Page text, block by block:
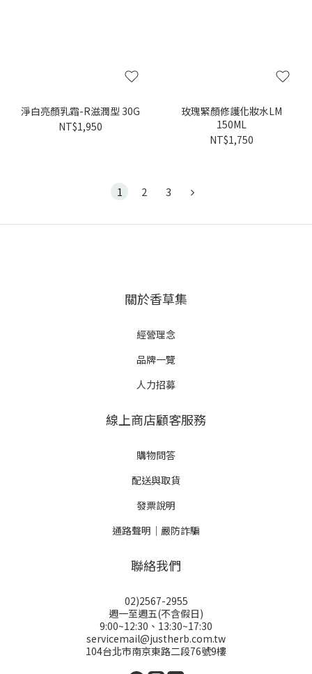
淨白亮顏乳霜-R滋潤型 30G
NT$1,950
玫瑰緊顏修護化妝水LM
150ML
NT$1,750
1 2 3
關於香草集
經營理念
品牌一覽
人力招募
線上商店顧客服務
購物問答
配送與取貨
發票說明
通路聲明｜嚴防詐騙
聯絡我們
02)2567-2955
週一至週五(不含假日)
9:00~12:30、13:30~17:30
servicemail@justherb.com.tw
104台北市南京東路二段76號9樓